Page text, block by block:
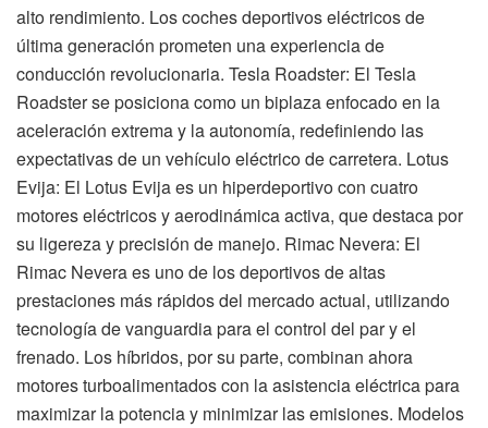
alto rendimiento. Los coches deportivos eléctricos de
última generación prometen una experiencia de
conducción revolucionaria. Tesla Roadster: El Tesla
Roadster se posiciona como un biplaza enfocado en la
aceleración extrema y la autonomía, redefiniendo las
expectativas de un vehículo eléctrico de carretera. Lotus
Evija: El Lotus Evija es un hiperdeportivo con cuatro
motores eléctricos y aerodinámica activa, que destaca por
su ligereza y precisión de manejo. Rimac Nevera: El
Rimac Nevera es uno de los deportivos de altas
prestaciones más rápidos del mercado actual, utilizando
tecnología de vanguardia para el control del par y el
frenado. Los híbridos, por su parte, combinan ahora
motores turboalimentados con la asistencia eléctrica para
maximizar la potencia y minimizar las emisiones. Modelos